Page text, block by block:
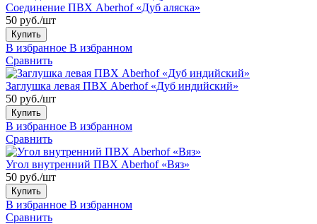
Соединение ПВХ Aberhof «Дуб аляска»
50 руб./шт
Купить
В избранное В избранном
Сравнить
Заглушка левая ПВХ Aberhof «Дуб индийский»
50 руб./шт
Купить
В избранное В избранном
Сравнить
Угол внутренний ПВХ Aberhof «Вяз»
50 руб./шт
Купить
В избранное В избранном
Сравнить